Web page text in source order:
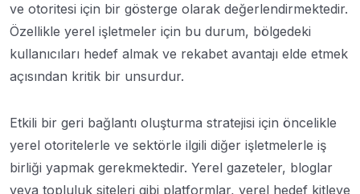
ve otoritesi için bir gösterge olarak değerlendirmektedir.
Özellikle yerel işletmeler için bu durum, bölgedeki
kullanıcıları hedef almak ve rekabet avantajı elde etmek
açısından kritik bir unsurdur.
Etkili bir geri bağlantı oluşturma stratejisi için öncelikle
yerel otoritelerle ve sektörle ilgili diğer işletmelerle iş
birliği yapmak gerekmektedir. Yerel gazeteler, bloglar
veya topluluk siteleri gibi platformlar, yerel hedef kitleye